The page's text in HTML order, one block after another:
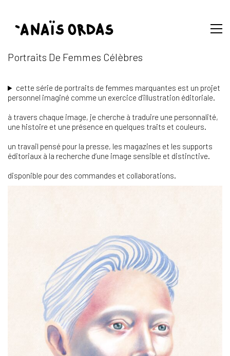
Portraits De Femmes Célèbres
cette série de portraits de femmes marquantes est un projet
personnel imaginé comme un exercice d’illustration éditoriale.
à travers chaque image, je cherche à traduire une personnalité,
une histoire et une présence en quelques traits et couleurs.
un travail pensé pour la presse, les magazines et les supports
éditoriaux à la recherche d’une image sensible et distinctive.
disponible pour des commandes et collaborations.